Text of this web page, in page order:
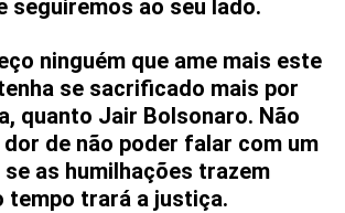
seguiremos ao seu lado.
ninguém que ame mais este
se sacrificado mais por
quanto Jair Bolsonaro. Não
dor de não poder falar com um
as humilhações trazem
tempo trará a justiça.